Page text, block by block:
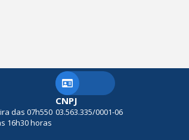
das 07h550
16h30 horas
CNPJ
03.563.335/0001-06